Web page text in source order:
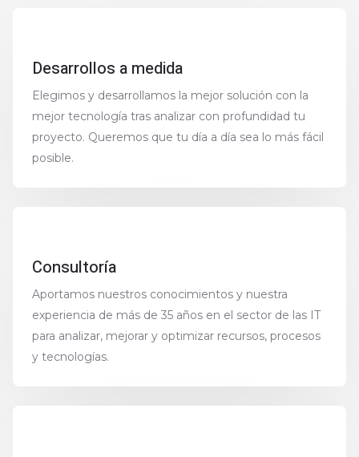
Desarrollos a medida
Elegimos y desarrollamos la mejor solución con la
mejor tecnología tras analizar con profundidad tu
proyecto. Queremos que tu día a día sea lo más fácil
posible.
Consultoría
Aportamos nuestros conocimientos y nuestra
experiencia de más de 35 años en el sector de las IT
para analizar, mejorar y optimizar recursos, procesos
y tecnologías.